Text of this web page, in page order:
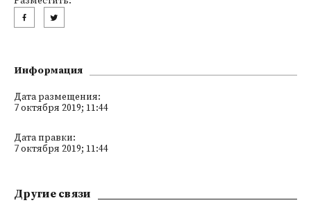
Информация
Дата размещения:
7 октября 2019; 11:44
Дата правки:
7 октября 2019; 11:44
Другие связи